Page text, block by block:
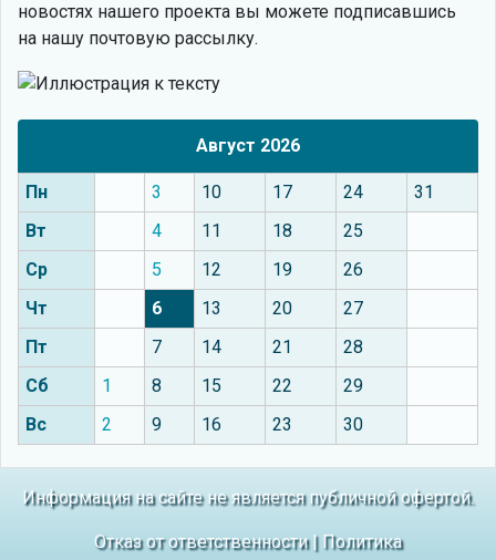
новостях нашего проекта вы можете подписавшись
на нашу почтовую рассылку.
Август 2026
Пн 3 10 17 24
31
Вт
4 11 18
25
Ср
5 12 19
26
Чт
6 13 20
27
Пт
7 14 21
28
Сб
1 8 15 22
29
Вс
2 9 16 23 30
Информация на сайте не является публичной офертой.
Отказ от ответственности| Политика